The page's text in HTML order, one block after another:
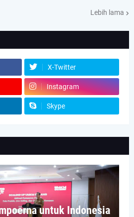
Lebih lama
X-Twitter
Instagram
Skype
untuk Indonesia